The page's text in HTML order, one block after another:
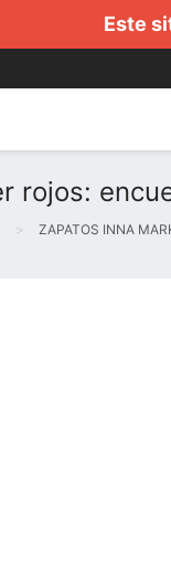
Este
rojos:
ZAPATOS INNA